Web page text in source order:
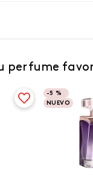
perfume
-5 %
NUEVO